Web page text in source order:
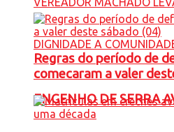
ENGENHO DE SERRA
Regras do período de
comecaram a valer